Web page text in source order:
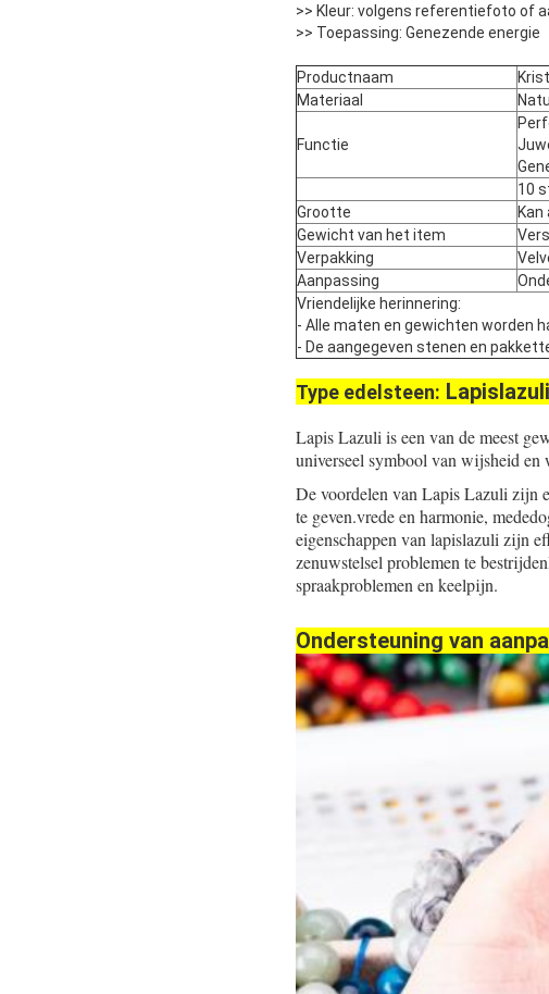
>> Kleur: volgens referentiefoto of
>> Toepassing: Genezende energie
Productnaam
Materiaal
Functie
10
Grootte
Gewicht van het item
Verpakking
Aanpassing
Vriendelijke herinnering:
- Alle maten en gewichten worden
- De aangegeven stenen en
Type edelsteen: Lapislazuli
Lapis Lazuli is een van de meest
universeel symbool van wijsheid en
De voordelen van Lapis Lazuli zijn
te geven.vrede en harmonie,
eigenschappen van lapislazuli zijn
zenuwstelsel problemen te
spraakproblemen en keelpijn.
Ondersteuning van